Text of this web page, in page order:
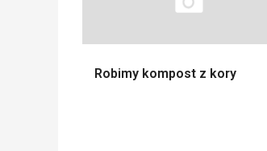
Robimy kompost z kory